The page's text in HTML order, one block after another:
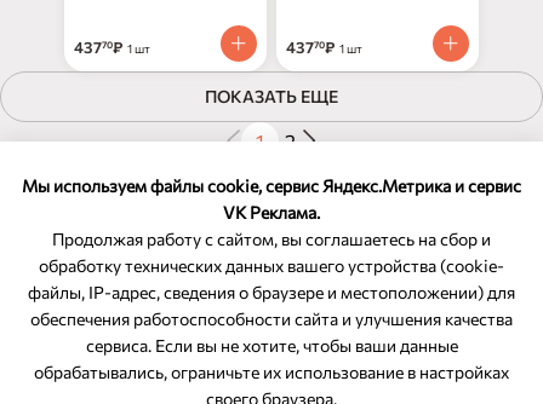
Мы используем файлы cookie, сервис Яндекс.Метрика и сервис
VK Реклама.
Продолжая работу с сайтом, вы соглашаетесь на сбор и
обработку технических данных вашего устройства (cookie-
файлы, IP-адрес, сведения о браузере и местоположении) для
обеспечения работоспособности сайта и улучшения качества
сервиса. Если вы не хотите, чтобы ваши данные
обрабатывались, ограничьте их использование в настройках
своего браузера.
43770₽ 1 шт 43770₽ 1 шт
ПОКАЗАТЬ ЕЩЕ
1 2
ОБРАТНАЯ СВЯЗЬ
8-800-350-46-10
Служба поддержки